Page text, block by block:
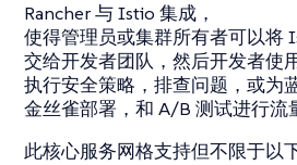
Rancher 与 Istio 集成，
使得管理员或集群所有者可以将
交给开发者团队，然后开发者使
执行安全策略，排查问题，或为
金丝雀部署，和 A/B 测试进行流
此核心服务网格支持但不限于以